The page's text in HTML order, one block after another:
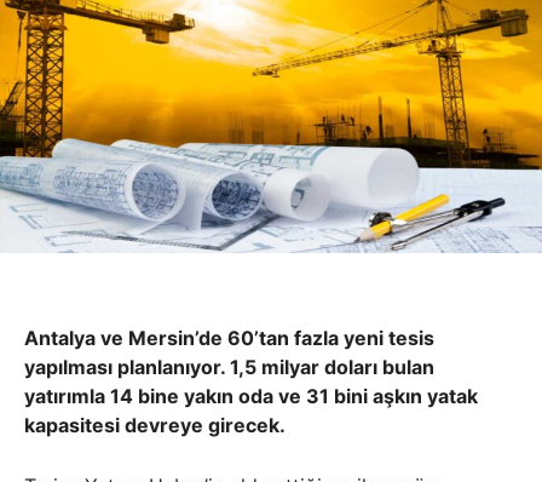
Antalya ve Mersin’de 60’tan fazla yeni tesis
yapılması planlanıyor. 1,5 milyar doları bulan
yatırımla 14 bine yakın oda ve 31 bini aşkın yatak
kapasitesi devreye girecek.